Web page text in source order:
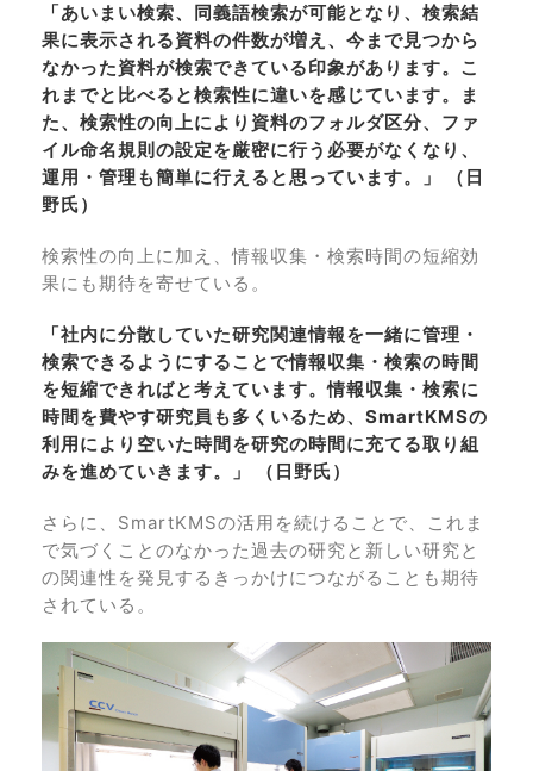
「あいまい検索、同義語検索が可能となり、検索結
果に表示される資料の件数が増え、今まで見つから
なかった資料が検索できている印象があります。こ
れまでと比べると検索性に違いを感じています。ま
た、検索性の向上により資料のフォルダ区分、ファ
イル命名規則の設定を厳密に行う必要がなくなり、
運用・管理も簡単に行えると思っています。」 （日
野氏）
検索性の向上に加え、情報収集・検索時間の短縮効
果にも期待を寄せている。
「社内に分散していた研究関連情報を一緒に管理・
検索できるようにすることで情報収集・検索の時間
を短縮できればと考えています。情報収集・検索に
時間を費やす研究員も多くいるため、SmartKMSの
利用により空いた時間を研究の時間に充てる取り組
みを進めていきます。」 （日野氏）
さらに、SmartKMSの活用を続けることで、これま
で気づくことのなかった過去の研究と新しい研究と
の関連性を発見するきっかけにつながることも期待
されている。